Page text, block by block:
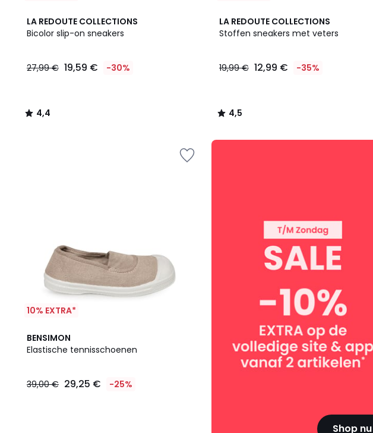
LA REDOUTE COLLECTIONS
Bicolor slip-on sneakers
€
27,99
27,99 € 19,59 € -30%
4,4
/ 5
4,4
/
LA REDOUTE COLLECTIONS
Stoffen sneakers met veters
19,99 € 12,99 € -35%
4,5
/ 5
4,5
/
10% EXTRA*
BENSIMON
Elastische tennisschoenen
39,00 € 29,25 € -25%
Shop nu
SALE